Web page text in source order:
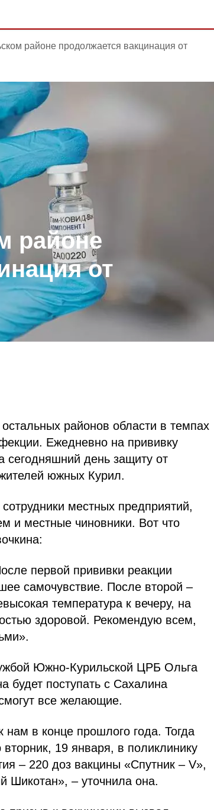
районе продолжается вакцинация от
районе
от
районов области в темпах
Ежедневно на прививку
сегодняшний день защиту от
южных Курил.
местных предприятий,
и местные чиновники. Вот что
первой прививки реакции
самочувствие. После второй –
температура к вечеру, на
здоровой. Рекомендую всем,
Южно-Курильской ЦРБ Ольга
будет поступать с Сахалина
все желающие.
в конце прошлого года. Тогда
19 января, в поликлинику
– 220 доз вакцины «Спутник – V»,
Шикотан», – уточнила она.